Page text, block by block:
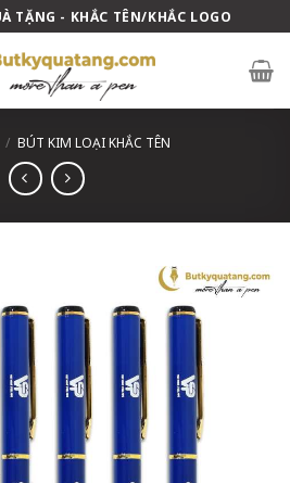
TẶNG - KHẮC TÊN/KHẮC LOGO
/ BÚT KIM LOẠI KHẮC TÊN